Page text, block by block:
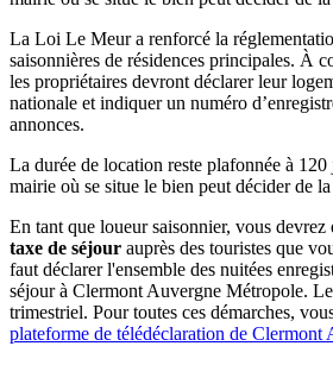
La Loi Le Meur a renforcé la
saisonnières de résidences principales. À
les propriétaires devront déclarer leur
nationale et indiquer un numéro
annonces.
La durée de location reste plafonnée à 120
mairie où se situe le bien peut décider de
En tant que loueur saisonnier, vous devrez
taxe de séjour auprès des touristes que
faut déclarer l'ensemble des nuitées
séjour à Clermont Auvergne Métropole.
trimestriel. Pour toutes ces démarches,
plateforme de télédéclaration de Clermont